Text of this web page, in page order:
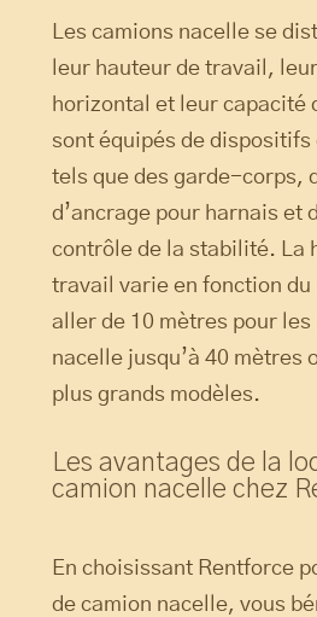
Les camions nacelle se
leur hauteur de travail,
horizontal et leur capacité
sont équipés de dispositifs
tels que des garde-corps,
d’ancrage pour harnais et
contrôle de la stabilité. La
travail varie en fonction du
aller de 10 mètres pour
nacelle jusqu’à 40 mètres
plus grands modèles.
Les avantages de la
camion nacelle chez
En choisissant Rentforce
de camion nacelle, vous